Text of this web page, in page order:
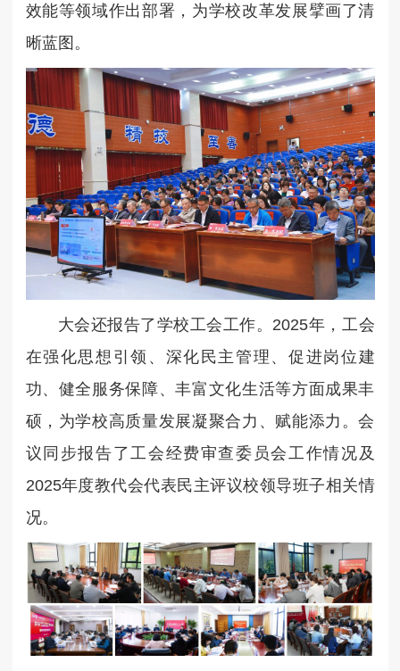
效能等领域作出部署，为学校改革发展擘画了清
晰蓝图。
大会还报告了学校工会工作。2025年，工会
在强化思想引领、深化民主管理、促进岗位建
功、健全服务保障、丰富文化生活等方面成果丰
硕，为学校高质量发展凝聚合力、赋能添力。会
议同步报告了工会经费审查委员会工作情况及
2025年度教代会代表民主评议校领导班子相关情
况。